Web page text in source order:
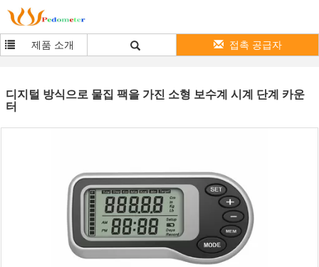
제품 소개 접촉 공급자
디지털 방식으로 물집 팩을 가진 소형 보수계 시계 단계 카운
터